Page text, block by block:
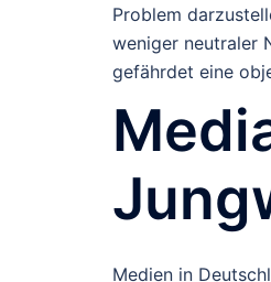
Problem
weniger neutraler
gefährdet eine
Medien in